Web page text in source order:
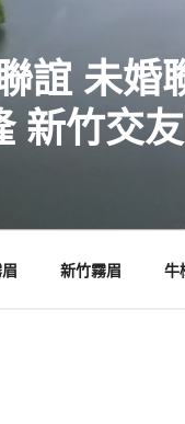
誼 未婚
新竹交
新竹霧眉 牛